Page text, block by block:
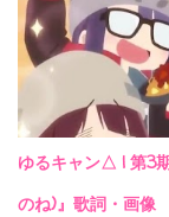
ゆるキャン△ | 第3
のね)』歌詞・画像